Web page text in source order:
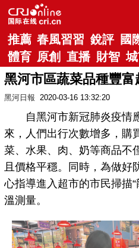
推薦 春風習習 銳評 國
體育 原創 直播 財智
黑河市區蔬菜品種豐
黑河日報 2020-03-16 13:32:20
自黑河市新冠肺炎疫情
來，人們出行次數增多，購
菜、水果、肉、奶等商品不
且價格平穩。同時，為做好
心指導進入超市的市民掃描
溫測量。